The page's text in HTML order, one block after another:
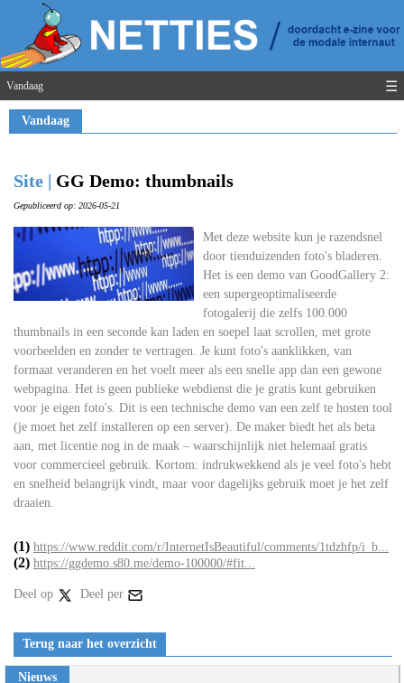
Vandaag ☰
Vandaag
Site | GG Demo: thumbnails
Gepubliceerd op: 2026-05-21
Met deze website kun je razendsnel
door tienduizenden foto's bladeren.
Het is een demo van GoodGallery 2:
een supergeoptimaliseerde
fotogalerij die zelfs 100.000
thumbnails in een seconde kan laden en soepel laat scrollen, met grote
voorbeelden en zonder te vertragen. Je kunt foto's aanklikken, van
formaat veranderen en het voelt meer als een snelle app dan een gewone
webpagina. Het is geen publieke webdienst die je gratis kunt gebruiken
voor je eigen foto's. Dit is een technische demo van een zelf te hosten tool
(je moet het zelf installeren op een server). De maker biedt het als beta
aan, met licentie nog in de maak – waarschijnlijk niet helemaal gratis
voor commercieel gebruik. Kortom: indrukwekkend als je veel foto's hebt
en snelheid belangrijk vindt, maar voor dagelijks gebruik moet je het zelf
draaien.
(1) https://www.reddit.com/r/InternetIsBeautiful/comments/1tdzhfp/i_b...
(2) https://ggdemo.s80.me/demo-100000/#fit...
Deel op Deel per
Terug naar het overzicht
Nieuws